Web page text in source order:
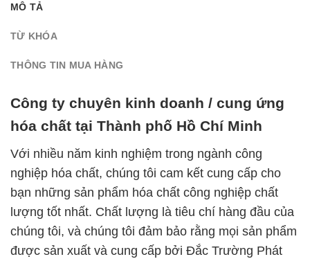
MÔ TẢ
TỪ KHÓA
THÔNG TIN MUA HÀNG
Công ty chuyên kinh doanh / cung ứng
hóa chất tại Thành phố Hồ Chí Minh
Với nhiều năm kinh nghiệm trong ngành công
nghiệp hóa chất, chúng tôi cam kết cung cấp cho
bạn những sản phẩm hóa chất công nghiệp chất
lượng tốt nhất. Chất lượng là tiêu chí hàng đầu của
chúng tôi, và chúng tôi đảm bảo rằng mọi sản phẩm
được sản xuất và cung cấp bởi Đắc Trường Phát